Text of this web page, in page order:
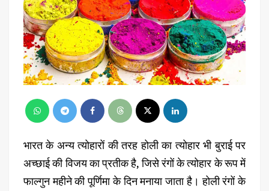
भारत के अन्य त्योहारों की तरह होली का त्योहार भी बुराई पर
अच्छाई की विजय का प्रतीक है, जिसे रंगों के त्योहार के रूप में
फाल्गुन महीने की पूर्णिमा के दिन मनाया जाता है। होली रंगों के